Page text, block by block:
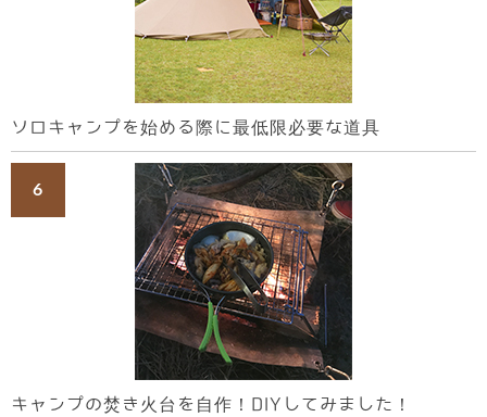
ソロキャンプを始める際に最低限必要な道具
キャンプの焚き火台を自作！DIYしてみました！